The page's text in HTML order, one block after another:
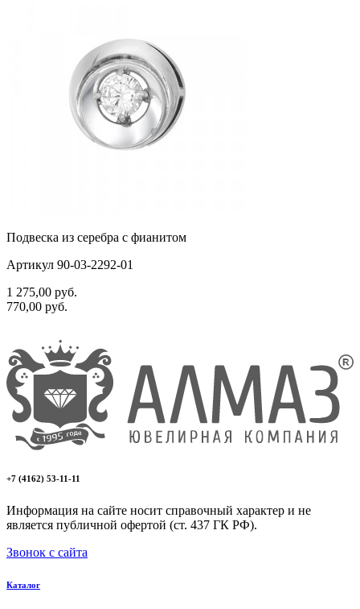
Подвеска из серебра с фианитом
Артикул 90-03-2292-01
1 275,00 руб.
770,00 руб.
+7 (4162) 53-11-11
Информация на сайте носит справочный характер и не
является публичной офертой (ст. 437 ГК РФ).
Звонок с сайта
Каталог